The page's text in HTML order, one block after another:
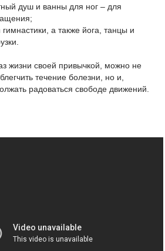
душ и ванны для ног – для
а также йога, танцы и
жизни своей привычкой, можно не
течение болезни, но и,
радоваться свободе движений.